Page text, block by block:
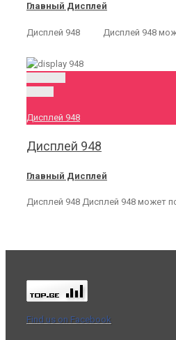
Главный Дисплей
Дисплей 948 Дисплей 948
Дисплей 948
Дисплей 948
Главный Дисплей
Дисплей 948 Дисплей 948 может
Find us on Facebook